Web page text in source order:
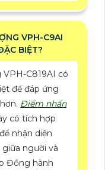
VPH-C9AI
BIỆT?
VPH-C819AI có
để đáp ứng
Điểm nhấn
có tích hợp
nhận diện
người và
Đồng hành